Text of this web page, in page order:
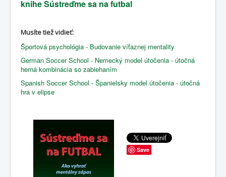
knihe Sústreďme sa na futbal
Musíte tiež vidieť:
Športová psychológia - Budovanie víťaznej mentality
German Soccer School - Nemecký model útočenia - útočná
herná kombinácia so zabiehaním
Spanish Soccer School - Španielsky model útočenia - útočná
hra v elipse
Save